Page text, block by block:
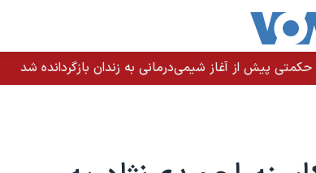
پیش از آغاز شیمی‌درمانی به زندان بازگردانده شد